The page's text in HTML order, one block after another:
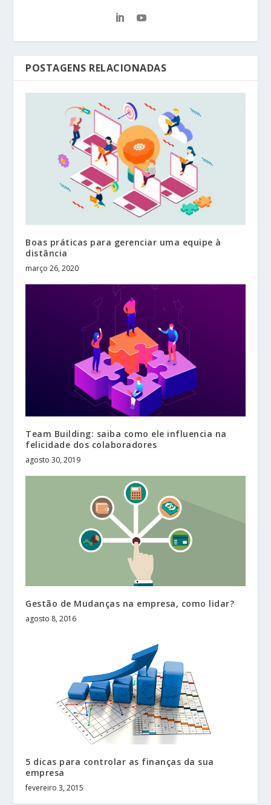
POSTAGENS RELACIONADAS
Boas práticas para gerenciar uma equipe à
distância
março 26, 2020
Team Building: saiba como ele influencia na
felicidade dos colaboradores
agosto 30, 2019
Gestão de Mudanças na empresa, como lidar?
agosto 8, 2016
5 dicas para controlar as finanças da sua
empresa
fevereiro 3, 2015